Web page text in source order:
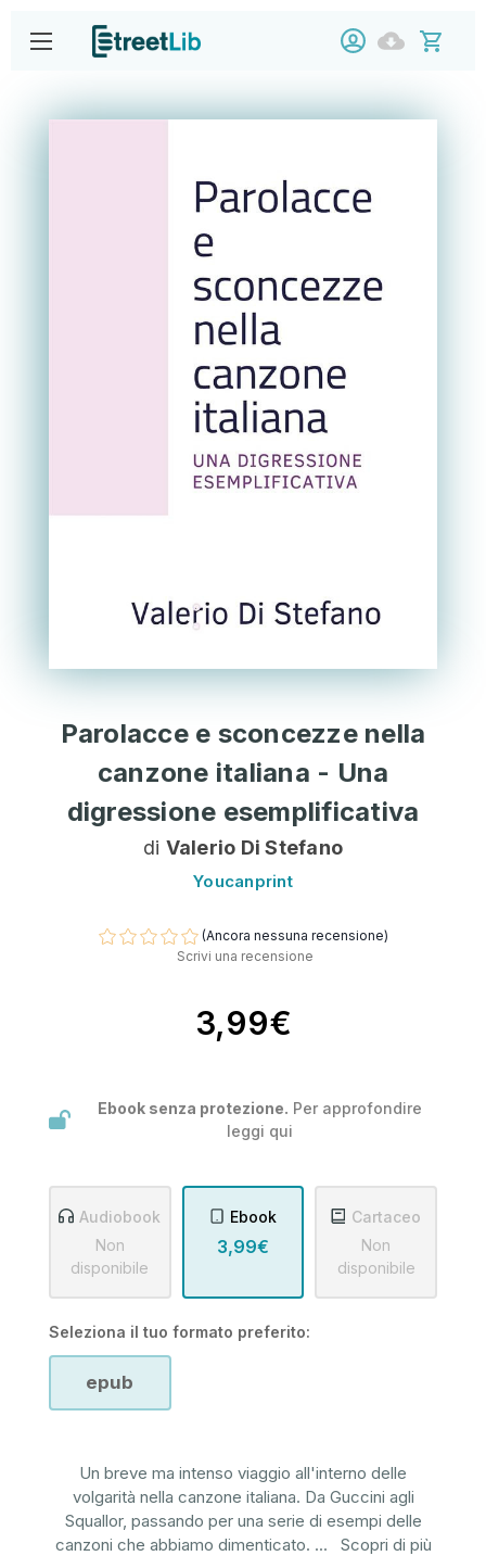
Parolacce e sconcezze nella
canzone italiana - Una
digressione esemplificativa
di Valerio Di Stefano
Youcanprint
(Ancora nessuna recensione)
Scrivi una recensione
3,99€
Ebook senza protezione. Per approfondire
leggi qui
Audiobook
Non
disponibile
Ebook
3,99€
Cartaceo
Non
disponibile
Seleziona il tuo formato preferito:
epub
Un breve ma intenso viaggio all'interno delle
volgarità nella canzone italiana. Da Guccini agli
Squallor, passando per una serie di esempi delle
canzoni che abbiamo dimenticato. ... Scopri di più